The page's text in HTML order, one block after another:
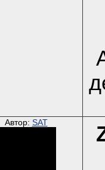
Автор: SAT